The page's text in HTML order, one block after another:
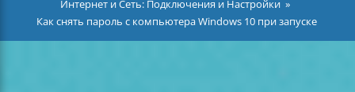
Интернет и Сеть: Подключения и Настройки
Как снять пароль с компьютера Windows 10 при запуске